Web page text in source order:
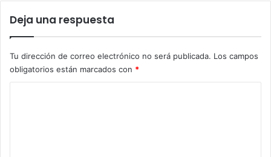
Deja una respuesta
Tu dirección de correo electrónico no será publicada. Los campos
obligatorios están marcados con *